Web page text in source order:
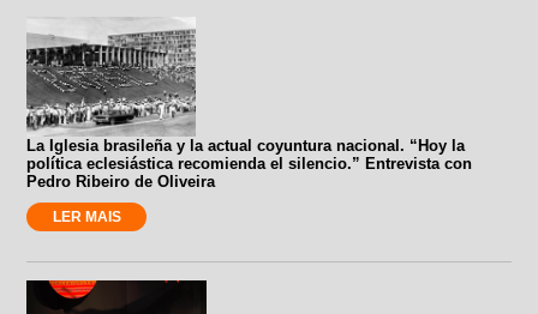
La Iglesia brasileña y la actual coyuntura nacional. “Hoy la
política eclesiástica recomienda el silencio.” Entrevista con
Pedro Ribeiro de Oliveira
LER MAIS